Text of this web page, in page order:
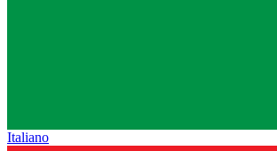
Italiano